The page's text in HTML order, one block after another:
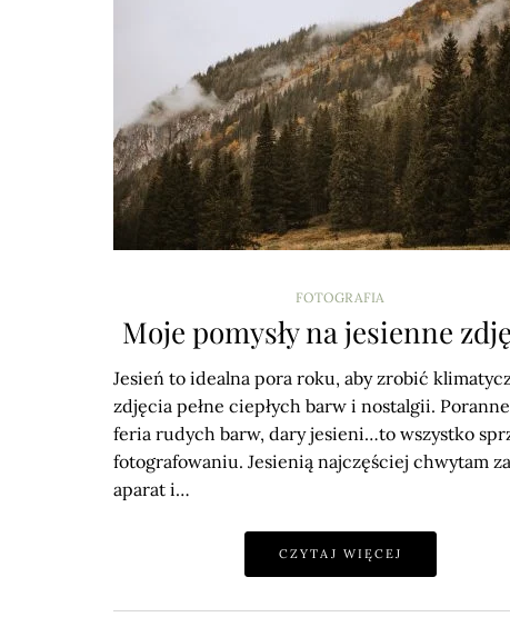
FOTOGRAFIA
Moje pomysły na jesienne
Jesień to idealna pora roku, aby zrobić
zdjęcia pełne ciepłych barw i nostalgii. Poranne
feria rudych barw, dary jesieni…to wszystko
fotografowaniu. Jesienią najczęściej chwytam za
aparat i…
CZYTAJ WIĘCEJ